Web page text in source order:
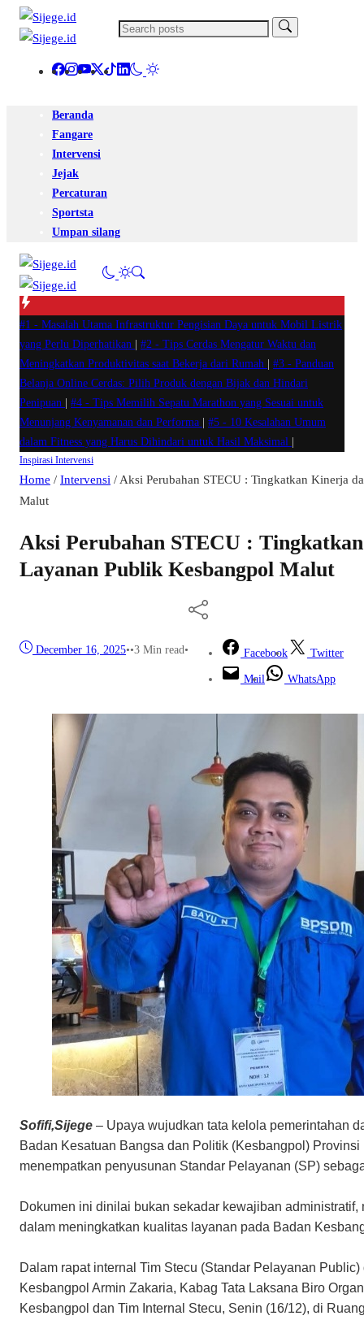
Beranda
Fangare
Intervensi
Jejak
Percaturan
Sportsta
Umpan silang
#1 - Masalah Utama Infrastruktur Pengisian Daya untuk Mobil Listrik
yang Perlu Diperhatikan
#2 - Tips Cerdas Mengatur Waktu dan
Meningkatkan Produktivitas saat Bekerja dari Rumah
#3 - Panduan
Belanja Online Cerdas: Pilih Produk dengan Bijak dan Hindari
Penipuan
#4 - Tips Memilih Sepatu Marathon yang Sesuai untuk
Menunjang Kenyamanan dan Performa
#5 - 10 Kesalahan Umum
dalam Fitness yang Harus Dihindari untuk Hasil Maksimal
Inspirasi Intervensi
Home / Intervensi / Aksi Perubahan STECU : Tingkatkan Kinerja
Malut
Aksi Perubahan STECU :
Layanan Publik Kesbangpol Malut
December 16, 2025••3 Min read• Facebook Twitter
Mail WhatsApp
Sofifi,Sijege – Upaya wujudkan tata kelola pemerintahan
Badan Kesatuan Bangsa dan Politik (Kesbangpol)
menempatkan penyusunan Standar Pelayanan (SP)
Dokumen ini dinilai bukan sekadar kewajiban
dalam meningkatkan kualitas layanan pada Badan
Dalam rapat internal Tim Stecu (Standar Pelayanan
Kesbangpol Armin Zakaria, Kabag Tata Laksana Biro
Kesbangpol dan Tim Internal Stecu, Senin (16/12), di